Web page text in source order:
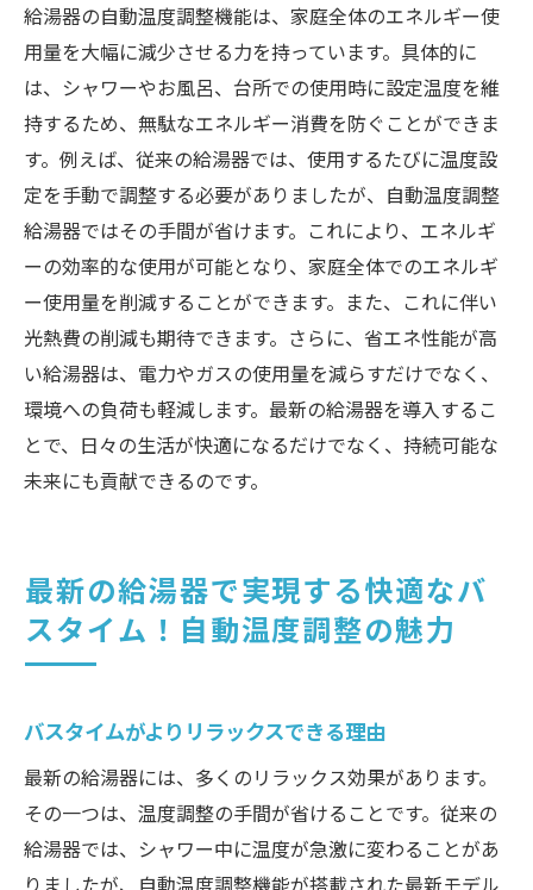
給湯器の自動温度調整機能は、家庭全体のエネルギー使
用量を大幅に減少させる力を持っています。具体的に
は、シャワーやお風呂、台所での使用時に設定温度を維
持するため、無駄なエネルギー消費を防ぐことができま
す。例えば、従来の給湯器では、使用するたびに温度設
定を手動で調整する必要がありましたが、自動温度調整
給湯器ではその手間が省けます。これにより、エネルギ
ーの効率的な使用が可能となり、家庭全体でのエネルギ
ー使用量を削減することができます。また、これに伴い
光熱費の削減も期待できます。さらに、省エネ性能が高
い給湯器は、電力やガスの使用量を減らすだけでなく、
環境への負荷も軽減します。最新の給湯器を導入するこ
とで、日々の生活が快適になるだけでなく、持続可能な
未来にも貢献できるのです。
最新の給湯器で実現する快適なバ
スタイム！自動温度調整の魅力
バスタイムがよりリラックスできる理由
最新の給湯器には、多くのリラックス効果があります。
その一つは、温度調整の手間が省けることです。従来の
給湯器では、シャワー中に温度が急激に変わることがあ
りましたが、自動温度調整機能が搭載された最新モデル